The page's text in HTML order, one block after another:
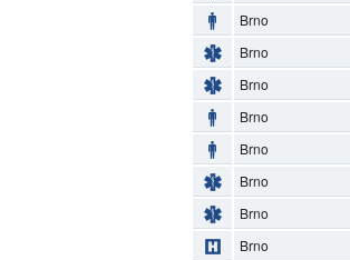
Brno
Brno
Brno
Brno
Brno
Brno
Brno
Brno